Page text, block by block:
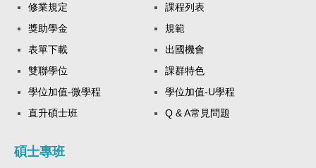
修業規定
課程列表
獎助學金
規範
表單下載
出國機會
雙聯學位
課群特色
學位加值-微學程
學位加值-U學程
直升碩士班
Q & A常見問題
碩士專班